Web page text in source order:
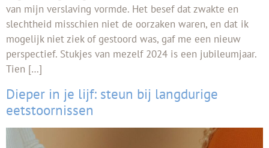
van mijn verslaving vormde. Het besef dat zwakte en
slechtheid misschien niet de oorzaken waren, en dat ik
mogelijk niet ziek of gestoord was, gaf me een nieuw
perspectief. Stukjes van mezelf 2024 is een jubileumjaar.
Tien […]
Dieper in je lijf: steun bij langdurige
eetstoornissen